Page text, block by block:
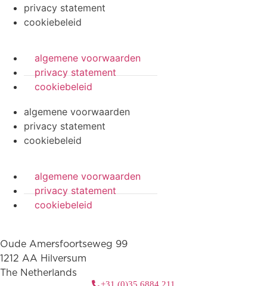
privacy statement
cookiebeleid
algemene voorwaarden
privacy statement
cookiebeleid
algemene voorwaarden
privacy statement
cookiebeleid
algemene voorwaarden
privacy statement
cookiebeleid
Oude Amersfoortseweg 99
1212 AA Hilversum
The Netherlands